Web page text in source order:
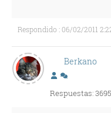
Respondido : 06/02/2011
Berkano
Respuestas: 3695